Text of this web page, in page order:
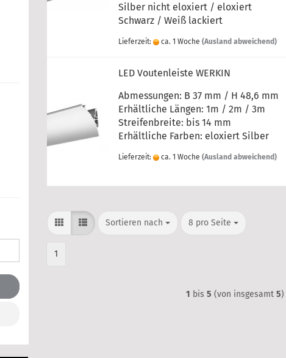
Silber nicht eloxiert / eloxiert
Schwarz / Weiß lackiert
Lieferzeit: ca. 1 Woche (Ausland abweichend)
LED Voutenleiste WERKIN
Abmessungen: B 37 mm / H 48,6 mm
Erhältliche Längen: 1m / 2m / 3m
Streifenbreite: bis 14 mm
Erhältliche Farben: eloxiert Silber
Lieferzeit: ca. 1 Woche (Ausland abweichend)
Sortieren nach
Sortieren nach 8 pro Seite
pro Seite
1
1 bis5 (von insgesamt5)